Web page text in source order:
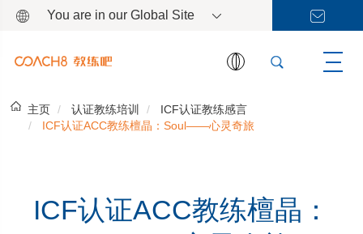
You are in our Global Site
主页 认证教练培训
ICF认证教练感言
ICF认证ACC教练檀晶：Soul——心灵奇旅
ICF认证ACC教练檀晶：